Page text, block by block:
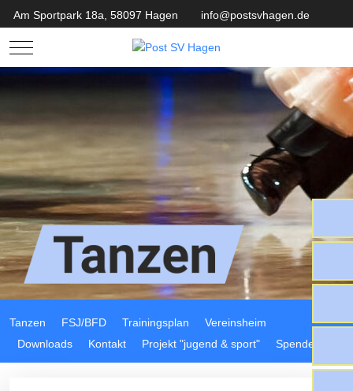
Am Sportpark 18a, 58097 Hagen info@postsvhagen.de
Mobile Menu Toggle
Tanzen FSJ/BFD Trainingsplan
Vereinsheim
Downloads
Kontakt Projekt "jugend & sport" Spenden